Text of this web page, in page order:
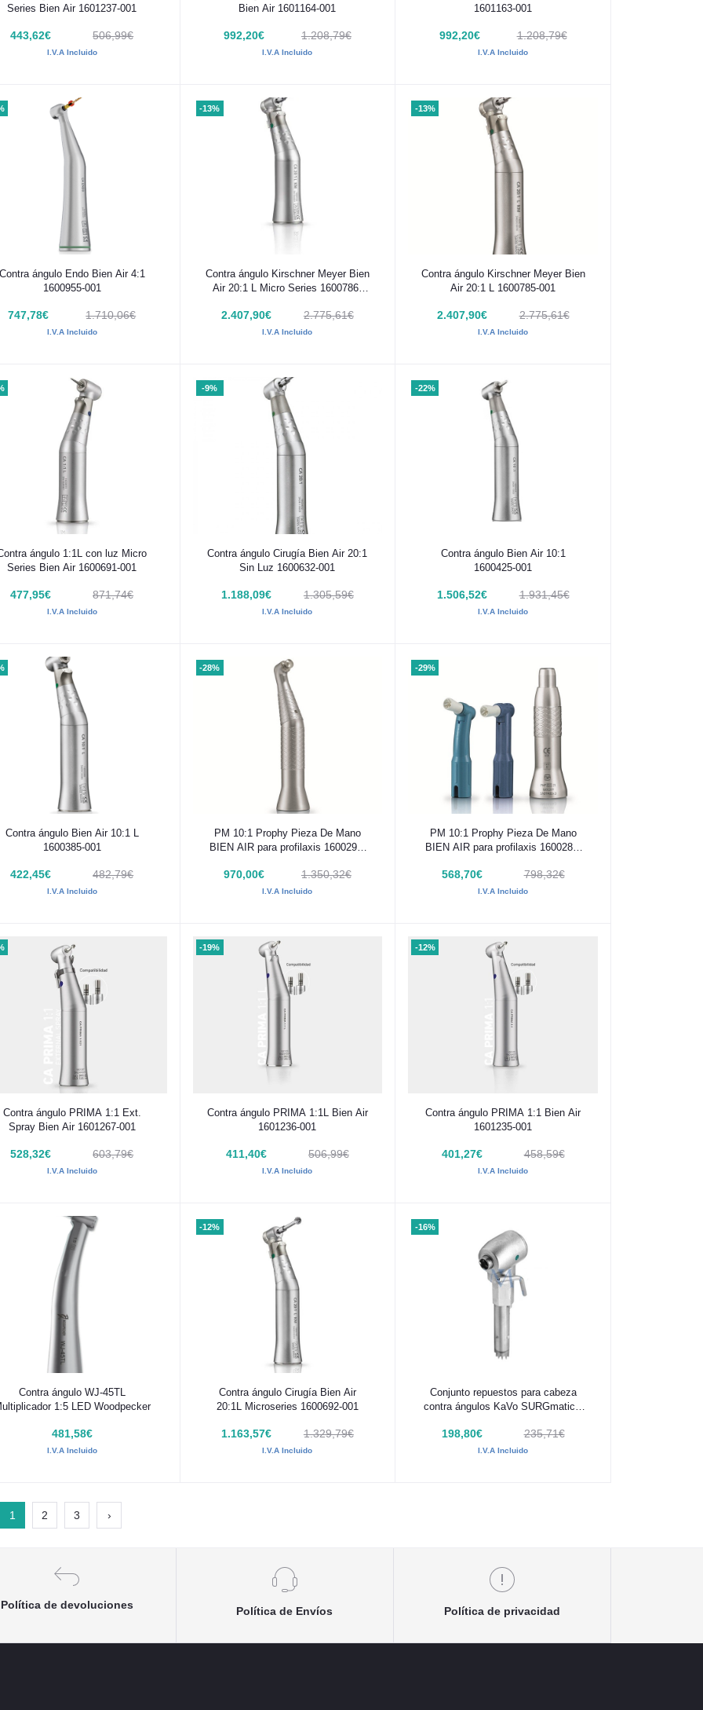
Series Bien Air 1601237-001
443,62€ 506,99€
I.V.A Incluido
Bien Air 1601164-001
992,20€ 1.208,79€
I.V.A Incluido
1601163-001
992,20€ 1.208,79€
I.V.A Incluido
Añadir al carrito
ángulo Endo Bien Air 4:1
1600955-001
747,78€ 1.710,06€
I.V.A Incluido
-13%
Añadir al carrito
Contra ángulo Kirschner Meyer Bien
Air 20:1 L Micro Series 1600786-
2.407,90€ 2.775,61€
I.V.A Incluido
-13%
Añadir al carrito
Contra ángulo Kirschner Meyer Bien
Air 20:1 L 1600785-001
2.407,90€ 2.775,61€
I.V.A Incluido
Añadir al carrito
ángulo 1:1L con luz Micro
Series Bien Air 1600691-001
477,95€ 871,74€
I.V.A Incluido
-9%
Añadir al carrito
Contra ángulo Cirugía Bien Air 20:1
Sin Luz 1600632-001
1.188,09€ 1.305,59€
I.V.A Incluido
-22%
Añadir al carrito
Contra ángulo Bien Air 10:1
1600425-001
1.506,52€ 1.931,45€
I.V.A Incluido
Añadir al carrito
Contra ángulo Bien Air 10:1 L
1600385-001
422,45€ 482,79€
I.V.A Incluido
-28%
Añadir al carrito
PM 10:1 Prophy Pieza De Mano
BIEN AIR para profilaxis 1600290-
970,00€ 1.350,32€
I.V.A Incluido
-29%
Añadir al carrito
PM 10:1 Prophy Pieza De Mano
BIEN AIR para profilaxis 1600289-
568,70€ 798,32€
I.V.A Incluido
Añadir al carrito
Contra ángulo PRIMA 1:1 Ext.
Spray Bien Air 1601267-001
528,32€ 603,79€
I.V.A Incluido
-19%
Añadir al carrito
Contra ángulo PRIMA 1:1L Bien Air
1601236-001
411,40€ 506,99€
I.V.A Incluido
-12%
Añadir al carrito
Contra ángulo PRIMA 1:1 Bien Air
1601235-001
401,27€ 458,59€
I.V.A Incluido
Añadir al carrito
Contra ángulo WJ-45TL
Multiplicador 1:5 LED Woodpecker
481,58€
I.V.A Incluido
-12%
Añadir al carrito
Contra ángulo Cirugía Bien Air
20:1L Microseries 1600692-001
1.163,57€ 1.329,79€
I.V.A Incluido
-16%
Añadir al carrito
Conjunto repuestos para cabeza
contra ángulos KaVo SURGmatic®
198,80€ 235,71€
I.V.A Incluido
1 2 3 ›
Política de devoluciones
Política de Envíos Política de privacidad